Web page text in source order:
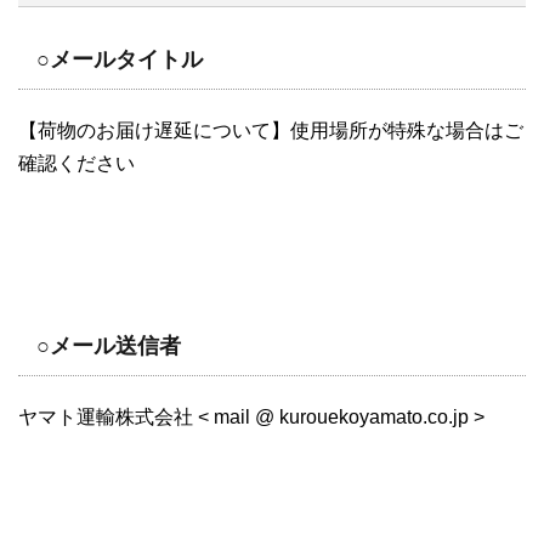
○メールタイトル
【荷物のお届け遅延について】使用場所が特殊な場合はご
確認ください
○メール送信者
ヤマト運輸株式会社 < mail @ kurouekoyamato.co.jp >